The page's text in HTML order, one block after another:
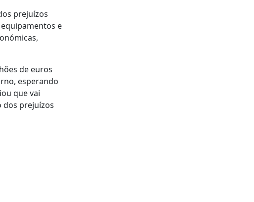
prejuízos
e
de euros
esperando
que vai
dos prejuízos